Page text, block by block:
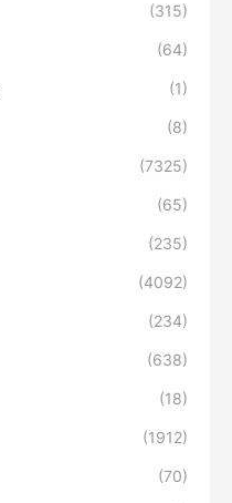
(315)
(64)
(1)
(8)
(7325)
(65)
(235)
(4092)
(234)
(638)
(18)
(1912)
(70)